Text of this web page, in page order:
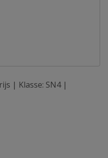
| Klasse: SN4 |